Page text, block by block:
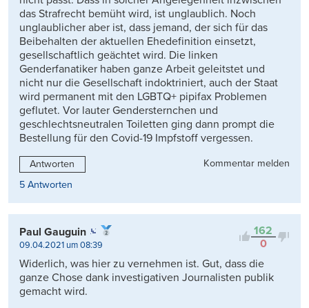
das Strafrecht bemüht wird, ist unglaublich. Noch
unglaublicher aber ist, dass jemand, der sich für das
Beibehalten der aktuellen Ehedefinition einsetzt,
gesellschaftlich geächtet wird. Die linken
Genderfanatiker haben ganze Arbeit geleitstet und
nicht nur die Gesellschaft indoktriniert, auch der Staat
wird permanent mit den LGBTQ+ pipifax Problemen
geflutet. Vor lauter Gendersternchen und
geschlechtsneutralen Toiletten ging dann prompt die
Bestellung für den Covid-19 Impfstoff vergessen.
Antworten
Kommentar melden
5 Antworten
162
0
Paul Gauguin
09.04.2021 um 08:39
Widerlich, was hier zu vernehmen ist. Gut, dass die
ganze Chose dank investigativen Journalisten publik
gemacht wird.